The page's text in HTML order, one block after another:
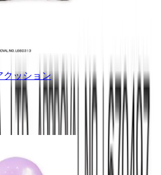
ッション